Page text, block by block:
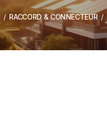
RACCORD & CONNECTEUR